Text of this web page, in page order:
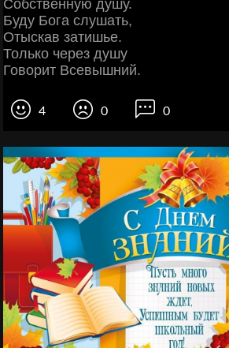
Собственную душу.
Буду Бога слушать,
Отыскав затишье.
Только через душу
Говорит Всевышний.
4 0 0